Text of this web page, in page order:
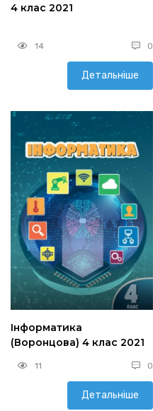
4 клас 2021
14 0
Детальніше
Інформатика
(Воронцова) 4 клас 2021
11 0
Детальніше